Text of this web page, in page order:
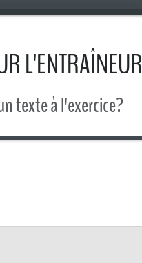
L'ENTRAÎNEUR
texte à l'exercice?